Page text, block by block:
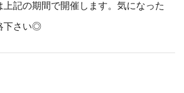
上記の期間で開催します。気になった
下さい◎